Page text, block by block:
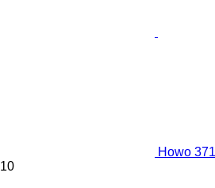
Howo
10